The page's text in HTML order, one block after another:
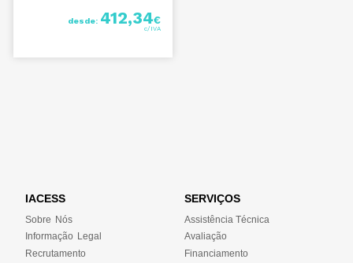
desde: 412,34€
IACESS
Sobre Nós
Informação Legal
Recrutamento
SERVIÇOS
Assistência Técnica
Avaliação
Financiamento